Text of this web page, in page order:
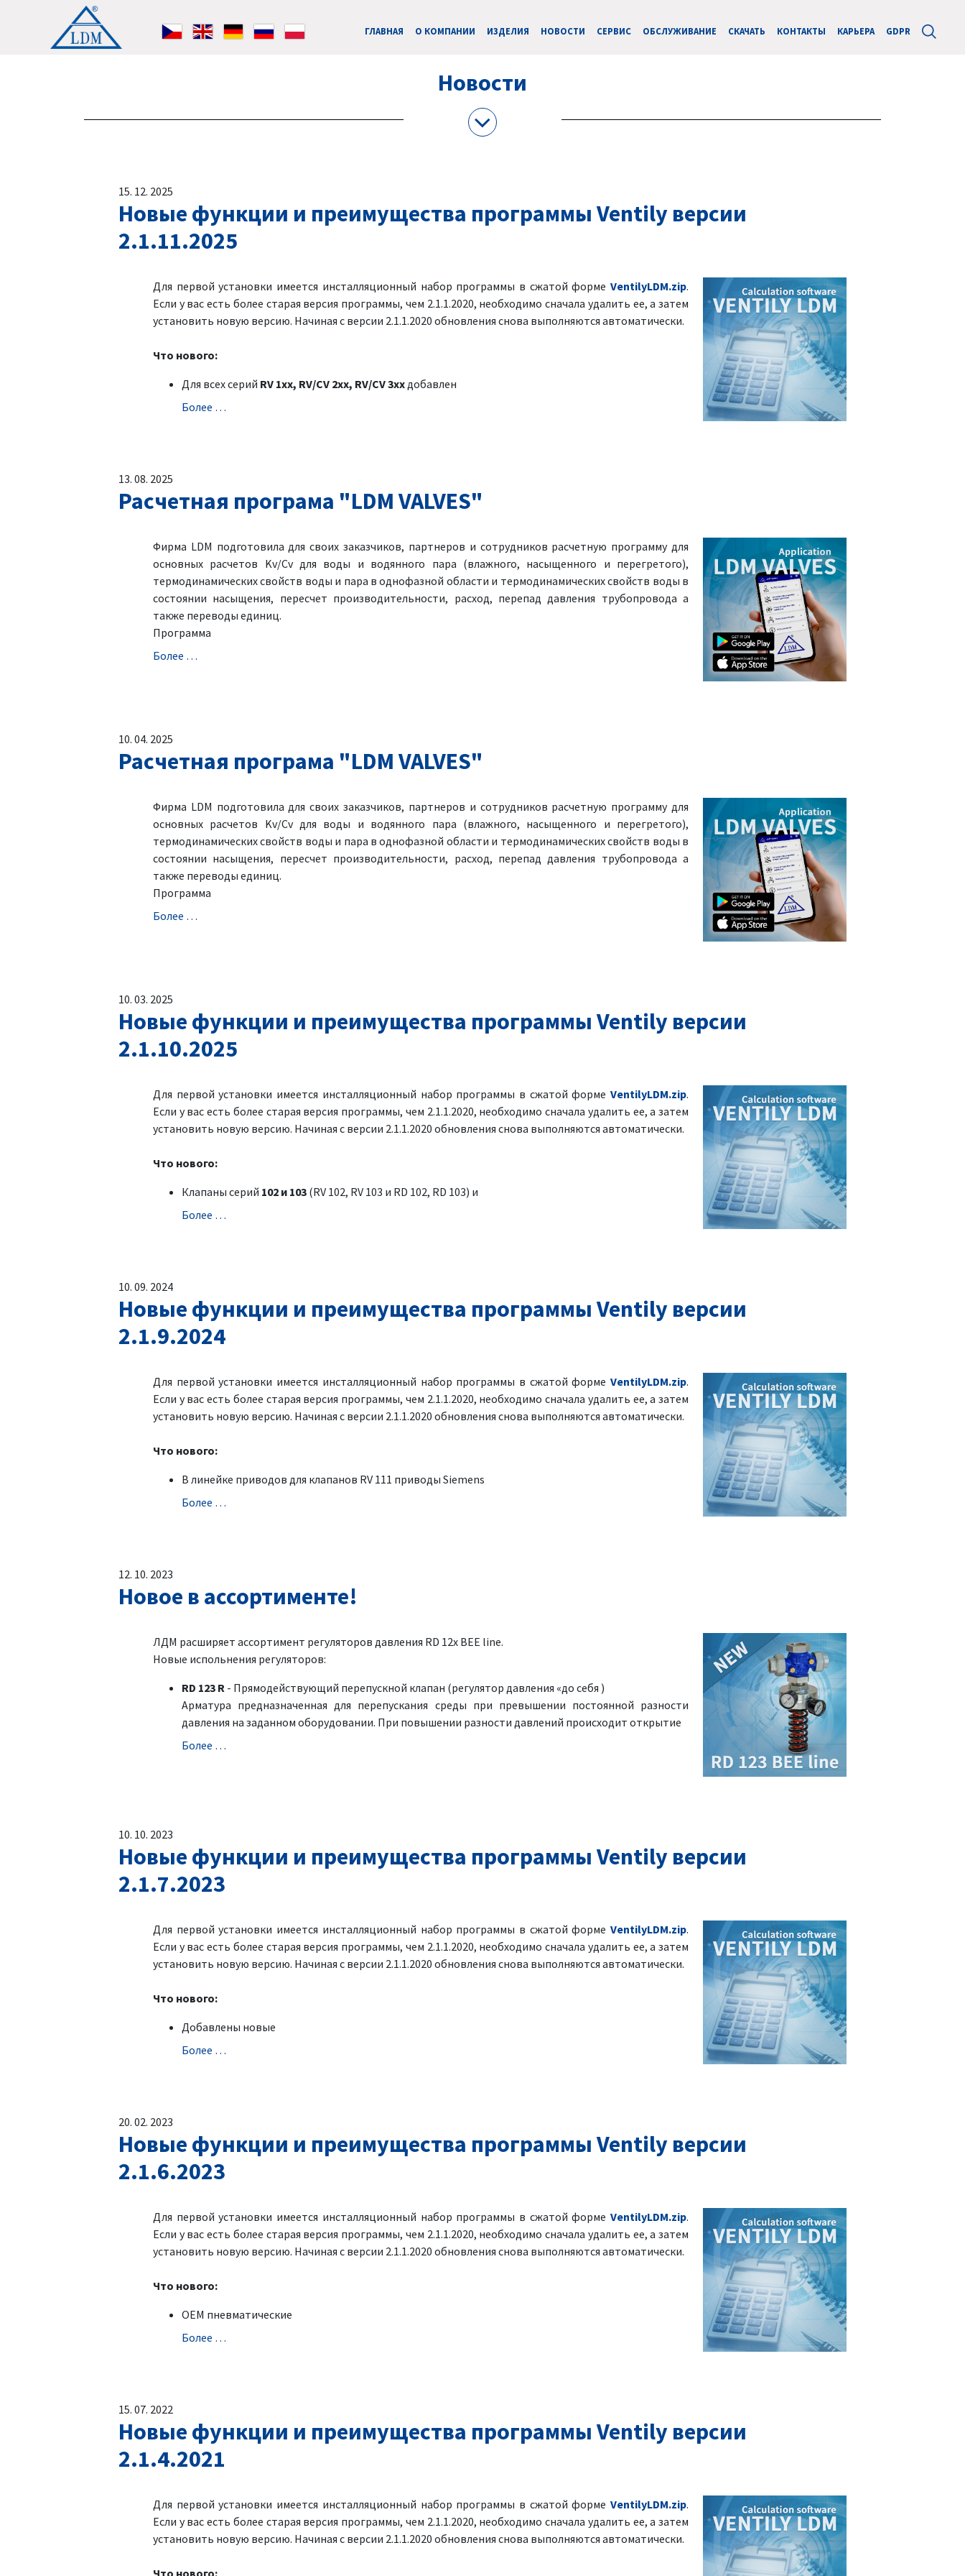
ГЛАВНАЯ О КОМПАНИИ ИЗДЕЛИЯ НОВОСТИ CЕРВИС ОБСЛУЖИВАНИЕ СКАЧАТЬ КОНТАКТЫ КАРЬЕРА GDPR
Новости
15. 12. 2025
Новые функции и преимущества программы Ventily версии
2.1.11.2025
Для первой установки имеется инсталляционный набор программы в сжатой форме VentilyLDM.zip.
Если у вас есть более старая версия программы, чем 2.1.1.2020, необходимо сначала удалить ее, а затем
установить новую версию. Начиная с версии 2.1.1.2020 обновления снова выполняются автоматически.
Что нового:
Для всех серий RV 1xx, RV/CV 2xx, RV/CV 3xxдобавлен
Болeе …
13. 08. 2025
Расчетная програма "LDM VALVES"
Фирма LDM подготовила для своих заказчиков, партнеров и сотрудников расчетную программу для
основных расчетов Kv/Cv для воды и водянного пара (влажного, насыщенного и перегретого),
термодинамических свойств воды и пара в однофазной области и термодинамических свойств воды в
состоянии насыщения, пересчет производительности, расход, перепад давления трубопровода а
также переводы единиц.
Программа
Болeе …
10. 04. 2025
Расчетная програма "LDM VALVES"
Фирма LDM подготовила для своих заказчиков, партнеров и сотрудников расчетную программу для
основных расчетов Kv/Cv для воды и водянного пара (влажного, насыщенного и перегретого),
термодинамических свойств воды и пара в однофазной области и термодинамических свойств воды в
состоянии насыщения, пересчет производительности, расход, перепад давления трубопровода а
также переводы единиц.
Программа
Болeе …
10. 03. 2025
Новые функции и преимущества программы Ventily версии
2.1.10.2025
Для первой установки имеется инсталляционный набор программы в сжатой форме VentilyLDM.zip.
Если у вас есть более старая версия программы, чем 2.1.1.2020, необходимо сначала удалить ее, а затем
установить новую версию. Начиная с версии 2.1.1.2020 обновления снова выполняются автоматически.
Что нового:
Клапаны серий 102 и 103 (RV 102, RV 103 и RD 102, RD 103) и
Болeе …
10. 09. 2024
Новые функции и преимущества программы Ventily версии
2.1.9.2024
Для первой установки имеется инсталляционный набор программы в сжатой форме VentilyLDM.zip.
Если у вас есть более старая версия программы, чем 2.1.1.2020, необходимо сначала удалить ее, а затем
установить новую версию. Начиная с версии 2.1.1.2020 обновления снова выполняются автоматически.
Что нового:
В линейке приводов для клапанов RV 111 приводы Siemens
Болeе …
12. 10. 2023
Новое в ассортименте!
ЛДМ расширяет ассортимент регуляторов давления RD 12x BEE line.
Новыe испольнения регуляторов:
RD 123 R - Прямодействующий перепускной клапан (регулятор давления «до себя )
Aрматура предназначенная для перепускания среды при превышении постоянной разности
давления на заданном оборудовании. При повышении разности давлений происходит открытие
Болeе …
10. 10. 2023
Новые функции и преимущества программы Ventily версии
2.1.7.2023
Для первой установки имеется инсталляционный набор программы в сжатой форме VentilyLDM.zip.
Если у вас есть более старая версия программы, чем 2.1.1.2020, необходимо сначала удалить ее, а затем
установить новую версию. Начиная с версии 2.1.1.2020 обновления снова выполняются автоматически.
Что нового:
Добавлены новые
Болeе …
20. 02. 2023
Новые функции и преимущества программы Ventily версии
2.1.6.2023
Для первой установки имеется инсталляционный набор программы в сжатой форме VentilyLDM.zip.
Если у вас есть более старая версия программы, чем 2.1.1.2020, необходимо сначала удалить ее, а затем
установить новую версию. Начиная с версии 2.1.1.2020 обновления снова выполняются автоматически.
Что нового:
OEM пневматические
Болeе …
15. 07. 2022
Новые функции и преимущества программы Ventily версии
2.1.4.2021
Для первой установки имеется инсталляционный набор программы в сжатой форме VentilyLDM.zip.
Если у вас есть более старая версия программы, чем 2.1.1.2020, необходимо сначала удалить ее, а затем
установить новую версию. Начиная с версии 2.1.1.2020 обновления снова выполняются автоматически.
Что нового: